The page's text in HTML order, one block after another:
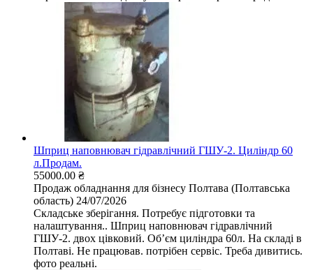
Шприц наповнювач гідравлічний ГШУ-2. Циліндр 60
л.Продам.
55000.00 ₴
Продаж обладнання для бізнесу Полтава (Полтавська
область) 24/07/2026
Складське зберігання. Потребує підготовки та
налаштування.. Шприц наповнювач гідравлічний
ГШУ-2. двох цівковий. Обʼєм циліндра 60л. На складі в
Полтаві. Не працював. потрібен сервіс. Треба дивитись.
фото реальні.